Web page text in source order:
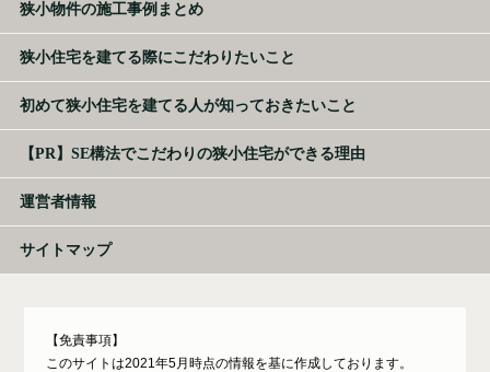
狭小物件の施工事例まとめ
狭小住宅を建てる際にこだわりたいこと
初めて狭小住宅を建てる人が知っておきたいこと
【PR】SE構法でこだわりの狭小住宅ができる理由
運営者情報
サイトマップ
【免責事項】
このサイトは2021年5月時点の情報を基に作成しております。